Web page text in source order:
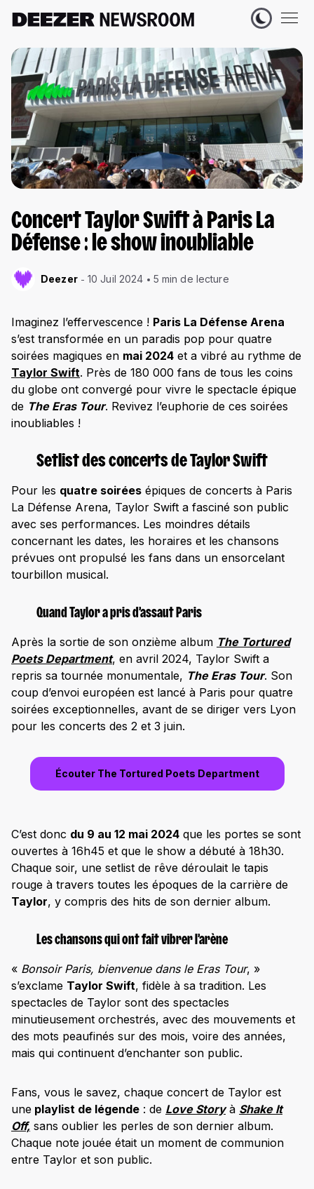
Concert Taylor Swift à Paris La
Défense : le show inoubliable
Deezer 10 Juil 2024 5 min de lecture
Imaginez l’effervescence ! Paris La Défense Arena
s’est transformée en un paradis pop pour quatre
soirées magiques en mai 2024 et a vibré au rythme de
Taylor Swift. Près de 180 000 fans de tous les coins
du globe ont convergé pour vivre le spectacle épique
de The Eras Tour. Revivez l’euphorie de ces soirées
inoubliables !
Setlist des concerts de Taylor Swift
Pour les quatre soirées épiques de concerts à Paris
La Défense Arena, Taylor Swift a fasciné son public
avec ses performances. Les moindres détails
concernant les dates, les horaires et les chansons
prévues ont propulsé les fans dans un ensorcelant
tourbillon musical.
Quand Taylor a pris d’assaut Paris
Après la sortie de son onzième album The Tortured
Poets Department, en avril 2024, Taylor Swift a
repris sa tournée monumentale, The Eras Tour. Son
coup d’envoi européen est lancé à Paris pour quatre
soirées exceptionnelles, avant de se diriger vers Lyon
pour les concerts des 2 et 3 juin.
Écouter The Tortured Poets Department
C’est donc du 9 au 12 mai 2024 que les portes se sont
ouvertes à 16h45 et que le show a débuté à 18h30.
Chaque soir, une setlist de rêve déroulait le tapis
rouge à travers toutes les époques de la carrière de
Taylor, y compris des hits de son dernier album.
Les chansons qui ont fait vibrer l’arène
« Bonsoir Paris, bienvenue dans le Eras Tour, »
s’exclame Taylor Swift, fidèle à sa tradition. Les
spectacles de Taylor sont des spectacles
minutieusement orchestrés, avec des mouvements et
des mots peaufinés sur des mois, voire des années,
mais qui continuent d’enchanter son public.
Fans, vous le savez, chaque concert de Taylor est
une playlist de légende : de Love Storyà Shake It
Off, sans oublier les perles de son dernier album.
Chaque note jouée était un moment de communion
entre Taylor et son public.